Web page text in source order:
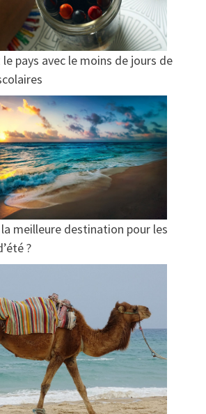
le pays avec le moins de jours de
meilleure destination pour les
?